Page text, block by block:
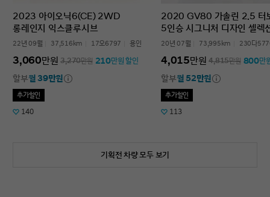
2023 아이오닉6(CE) 2WD
롱레인지 익스클루시브
22년 09월 37,516km 17오6797 용인
3,060만원 3,270만원 210만원 할인
할부월 39만원
추가할인
140
2020 GV80 가솔린 2.5 터
5인승 시그니처 디자인 셀
20년 07월 73,995km 230다
4,015만원 4,815만원 800만
할부월 52만원
추가할인
113
기획전 차량 모두 보기